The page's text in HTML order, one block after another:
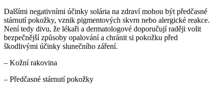
Dalšími negativními účinky solária‌ na zdraví ‍mohou být předčasné
stárnutí pokožky, vznik pigmentových skvrn nebo ‌alergické reakce.
Není tedy⁤ divu, že‌ lékaři a dermatologové doporučují raději ⁢volit
bezpečnější ‍způsoby ⁣opalování a chránit‌ si pokožku ⁢před
škodlivými účinky slunečního‍ záření.
– Kožní rakovina
– Předčasné stárnutí pokožky